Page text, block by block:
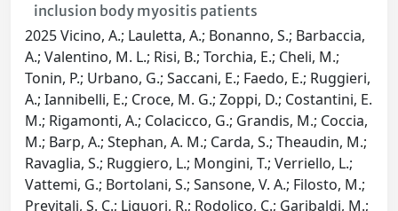
inclusion body myositis patients
2025 Vicino, A.; Lauletta, A.; Bonanno, S.; Barbaccia,
A.; Valentino, M. L.; Risi, B.; Torchia, E.; Cheli, M.;
Tonin, P.; Urbano, G.; Saccani, E.; Faedo, E.; Ruggieri,
A.; Iannibelli, E.; Croce, M. G.; Zoppi, D.; Costantini, E.
M.; Rigamonti, A.; Colacicco, G.; Grandis, M.; Coccia,
M.; Barp, A.; Stephan, A. M.; Carda, S.; Theaudin, M.;
Ravaglia, S.; Ruggiero, L.; Mongini, T.; Verriello, L.;
Vattemi, G.; Bortolani, S.; Sansone, V. A.; Filosto, M.;
Previtali, S. C.; Liguori, R.; Rodolico, C.; Garibaldi, M.;